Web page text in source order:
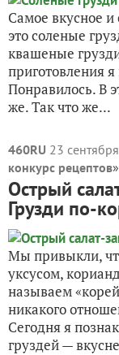
Самое вкусное
это соленые
квашеные
приготовления
Понравилось. В
же. Так что же...
460RU 23
конкурс рецептов»
Острый
Грузди по-
Мы привыкли,
уксусом,
называем
никакого
Сегодня я
груздей —